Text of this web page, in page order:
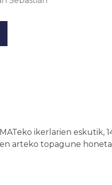
ikerlarien
arteko topagune